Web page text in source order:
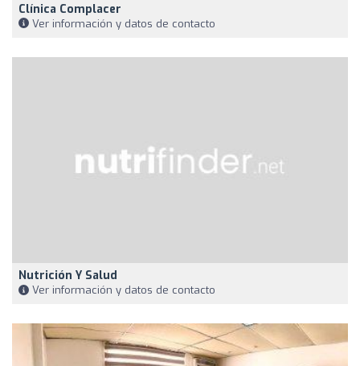
Clínica Complacer
Ver información y datos de contacto
Nutrición Y Salud
Ver información y datos de contacto